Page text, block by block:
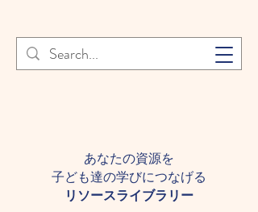
登録者様へ 個人情報の取り扱
いについて Learn More
あなたの資源を
子ども達の学びにつなげる​
​リソースライブラリー